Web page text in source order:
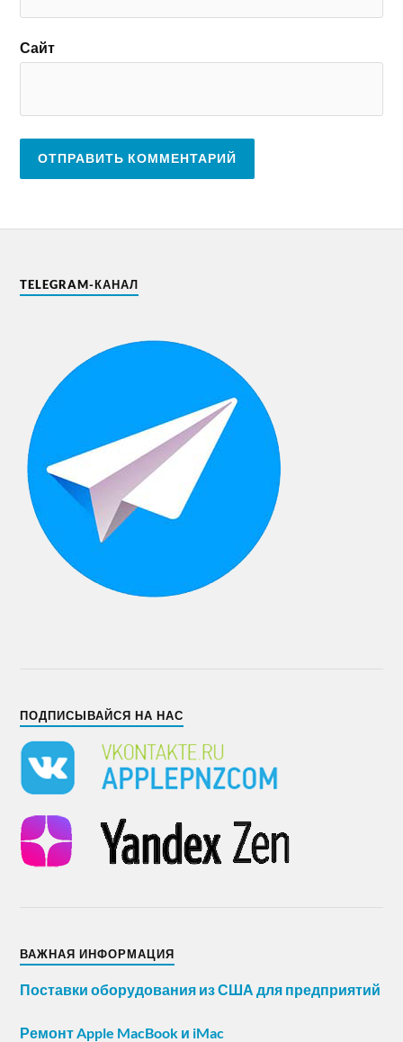
Сайт
TELEGRAM-КАНАЛ
ПОДПИСЫВАЙСЯ НА НАС
ВАЖНАЯ ИНФОРМАЦИЯ
Поставки оборудования из США для предприятий
Ремонт Apple MacBook и iMac